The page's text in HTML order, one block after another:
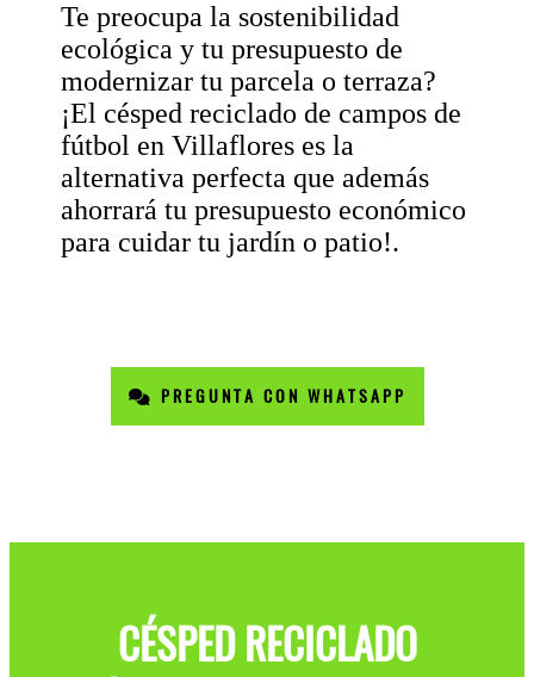
Te preocupa la sostenibilidad
ecológica y tu presupuesto de
modernizar tu parcela o terraza?
¡El césped reciclado de campos de
fútbol en Villaflores es la
alternativa perfecta que además
ahorrará tu presupuesto económico
para cuidar tu jardín o patio!.
PREGUNTA CON WHATSAPP
CÉSPED RECICLADO